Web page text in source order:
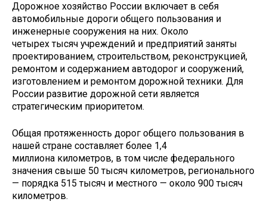
Дорожное хозяйство России включает в себя
автомобильные дороги общего пользования и
инженерные сооружения на них. Около
четырех тысяч учреждений и предприятий заняты
проектированием, строительством, реконструкцией,
ремонтом и содержанием автодорог и сооружений,
изготовлением и ремонтом дорожной техники. Для
России развитие дорожной сети является
стратегическим приоритетом.
Общая протяженность дорог общего пользования в
нашей стране составляет более 1,4
миллиона километров, в том числе федерального
значения свыше 50 тысяч километров, регионального
— порядка 515 тысяч и местного — около 900 тысяч
километров.